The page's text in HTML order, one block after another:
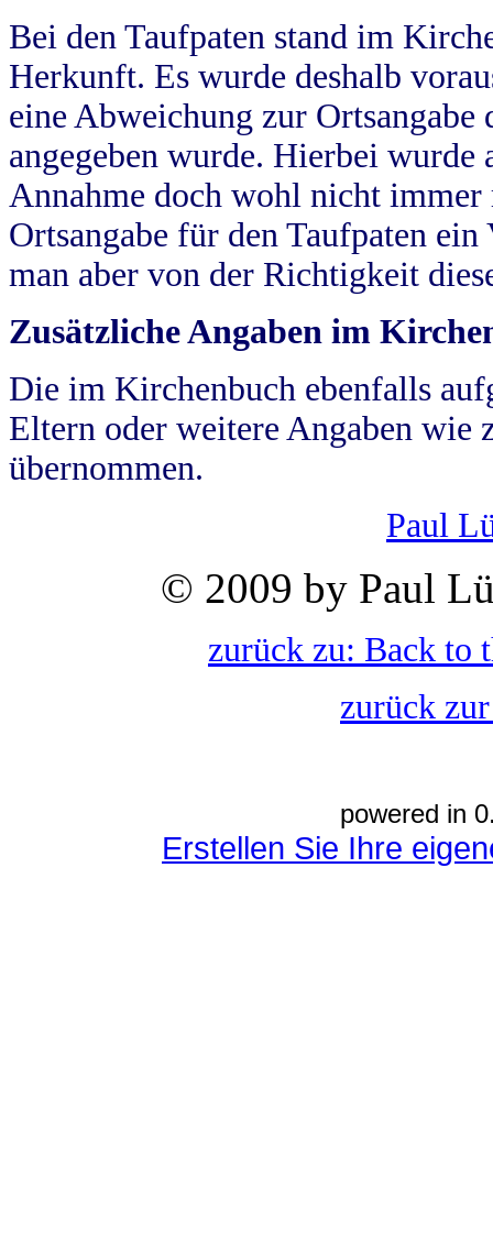
Bei den Taufpaten stand im
Herkunft. Es wurde deshalb
eine Abweichung zur
angegeben wurde. Hierbei wurde
Annahme doch wohl nicht
Ortsangabe für den Taufpaten
man aber von der Richtigkeit
Zusätzliche Angaben im
Die im Kirchenbuch ebenfalls
Eltern oder weitere Angaben wie
übernommen.
Paul
© 2009 by Paul
zurück zu: Back to
zurück
powered in
Erstellen Sie Ihre